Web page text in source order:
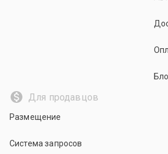
Для продавцов
Размещение
Система запросов